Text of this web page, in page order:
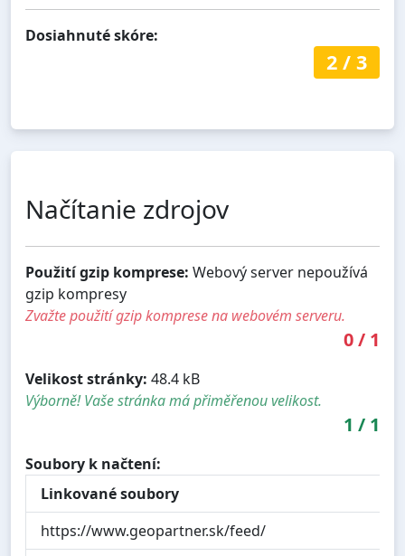
Dosiahnuté skóre:
2/ 3
Načítanie zdrojov
Použití gzip komprese: Webový server nepoužívá
gzip kompresy
Zvažte použití gzip komprese na webovém serveru.
0/ 1
Velikost stránky: 48.4 kB
Výborně! Vaše stránka má přiměřenou velikost.
1 / 1
Soubory k načtení:
Linkované soubory
https://www.geopartner.sk/feed/